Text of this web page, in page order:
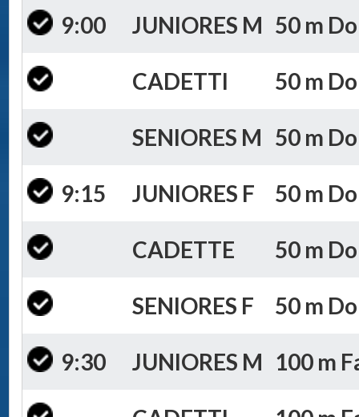
9:00 JUNIORES M 50 m
CADETTI 50 m
SENIORES M 50 m
9:15 JUNIORES F 50 m
CADETTE 50 m
SENIORES F 50 m
9:30 JUNIORES M 100 m